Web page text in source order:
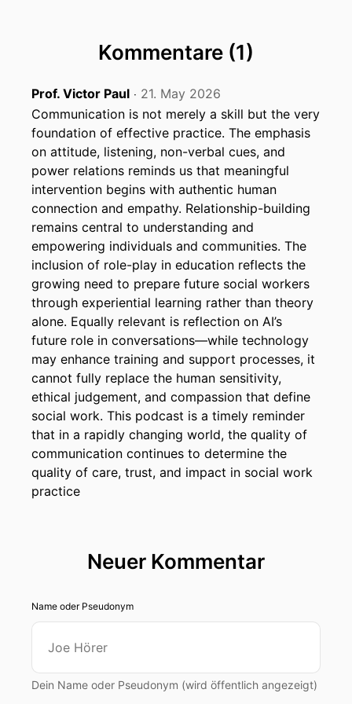
Gespräch mit dir.
00:00:32: Danke.
00:00:33: Freue mich auch.
00:00:33: Danke für die Einladung.
00:00:35: Vor zwei Jahren hast du das Modul
Grundlagen für professionelle Interaktion und
Kommunikation in der sozialen Arbeit
übernommen bei uns an den ZHW Soziale Arbeit
im Bachelor.
00:00:47: Und ... Du bist selbst Sozialarbeiterin,
kannst dich noch erinnern an deine ersten
Beratungsgespräche?
00:00:56: Ja ich mag mich noch gut erinneren
an einzelne Situationen und was mir so bewusst
war seit ich jetzt auch.
00:01:04: Wir dürfen überlegen, wie wir das
Grundlagenwissen uns einen Studierenden
sagen, dass ich ein sehr junger Sozialarbeiterin
Patenterrezept herauszufinden oder möglichst
gute Techniken zu haben Gespräche führen und
habe damals nicht immer den Zugang gehabt,
Kommentare (1)
Prof. Victor Paul ‧ 21. May 2026
Communication is not merely a skill but the very
foundation of effective practice. The emphasis
on attitude, listening, non-verbal cues, and
power relations reminds us that meaningful
intervention begins with authentic human
connection and empathy. Relationship-building
remains central to understanding and
empowering individuals and communities. The
inclusion of role-play in education reflects the
growing need to prepare future social workers
through experiential learning rather than theory
alone. Equally relevant is reflection on AI’s
future role in conversations—while technology
may enhance training and support processes, it
cannot fully replace the human sensitivity,
ethical judgement, and compassion that define
social work. This podcast is a timely reminder
that in a rapidly changing world, the quality of
communication continues to determine the
quality of care, trust, and impact in social work
practice
Neuer Kommentar
Name oder Pseudonym
Dein Name oder Pseudonym (wird öffentlich angezeigt)